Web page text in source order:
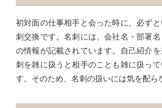
初対面の仕事相手と会った時に、必ず
刺交換です。名刺には、会社名・部署
の情報が記載されています。自己紹介
刺を雑に扱うと相手のことも雑に扱っ
す。そのため、名刺の扱いには気を配ら